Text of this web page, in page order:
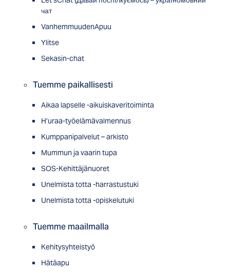
чат
VanhemmuudenApuu
Ylitse
Sekasin-chat
Tuemme paikallisesti
Aikaa lapselle -aikuiskaveritoiminta
H’uraa-työelämävalmennus
Kumppanipalvelut – arkisto
Mummun ja vaarin tupa
SOS-Kehittäjänuoret
Unelmista totta -harrastustuki
Unelmista totta -opiskelutuki
Tuemme maailmalla
Kehitysyhteistyö
Hätäapu